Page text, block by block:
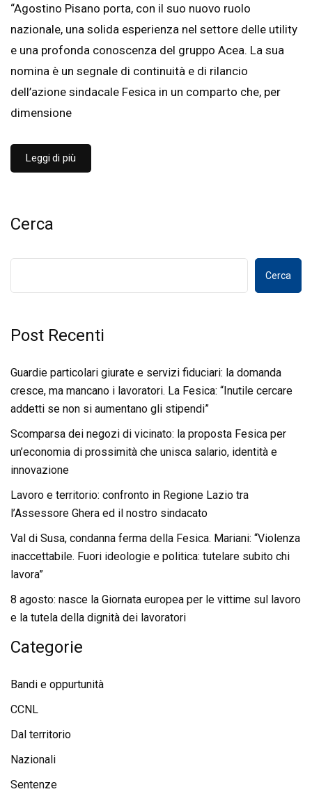
“Agostino Pisano porta, con il suo nuovo ruolo
nazionale, una solida esperienza nel settore delle utility
e una profonda conoscenza del gruppo Acea. La sua
nomina è un segnale di continuità e di rilancio
dell’azione sindacale Fesica in un comparto che, per
dimensione
Leggi di più
Cerca
Cerca
Post Recenti
Guardie particolari giurate e servizi fiduciari: la domanda
cresce, ma mancano i lavoratori. La Fesica: “Inutile cercare
addetti se non si aumentano gli stipendi”
Scomparsa dei negozi di vicinato: la proposta Fesica per
un’economia di prossimità che unisca salario, identità e
innovazione
Lavoro e territorio: confronto in Regione Lazio tra
l’Assessore Ghera ed il nostro sindacato
Val di Susa, condanna ferma della Fesica. Mariani: “Violenza
inaccettabile. Fuori ideologie e politica: tutelare subito chi
lavora”
8 agosto: nasce la Giornata europea per le vittime sul lavoro
e la tutela della dignità dei lavoratori
Categorie
Bandi e oppurtunità
CCNL
Dal territorio
Nazionali
Sentenze